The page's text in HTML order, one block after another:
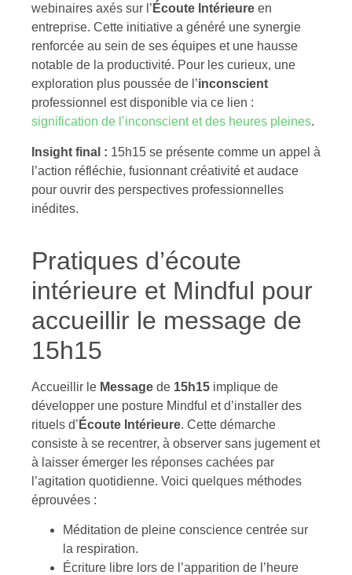
webinaires axés sur l’ Écoute Intérieure en
entreprise. Cette initiative a généré une synergie
renforcée au sein de ses équipes et une hausse
notable de la productivité. Pour les curieux, une
exploration plus poussée de l’inconscient
professionnel est disponible via ce lien :
signification de l’inconscient et des heures pleines.
Insight final : 15h15 se présente comme un appel à
l’action réfléchie, fusionnant créativité et audace
pour ouvrir des perspectives professionnelles
inédites.
Pratiques d’écoute
intérieure et Mindful pour
accueillir le message de
15h15
Accueillir le Message de 15h15 implique de
développer une posture Mindful et d’installer des
rituels d’ Écoute Intérieure. Cette démarche
consiste à se recentrer, à observer sans jugement et
à laisser émerger les réponses cachées par
l’agitation quotidienne. Voici quelques méthodes
éprouvées :
Méditation de pleine conscience centrée sur
la respiration.
Écriture libre lors de l’apparition de l’heure